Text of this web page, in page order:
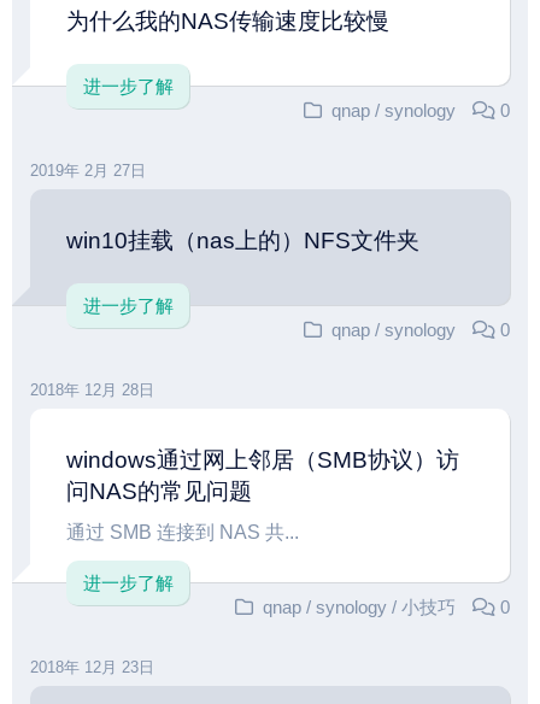
为什么我的NAS传输速度比较慢
进一步了解
qnap / synology 0
2019年 2月 27日
win10挂载（nas上的）NFS文件夹
进一步了解
qnap / synology 0
2018年 12月 28日
windows通过网上邻居（SMB协议）访
问NAS的常见问题
通过 SMB 连接到 NAS 共...
进一步了解
qnap / synology / 小技巧 0
2018年 12月 23日